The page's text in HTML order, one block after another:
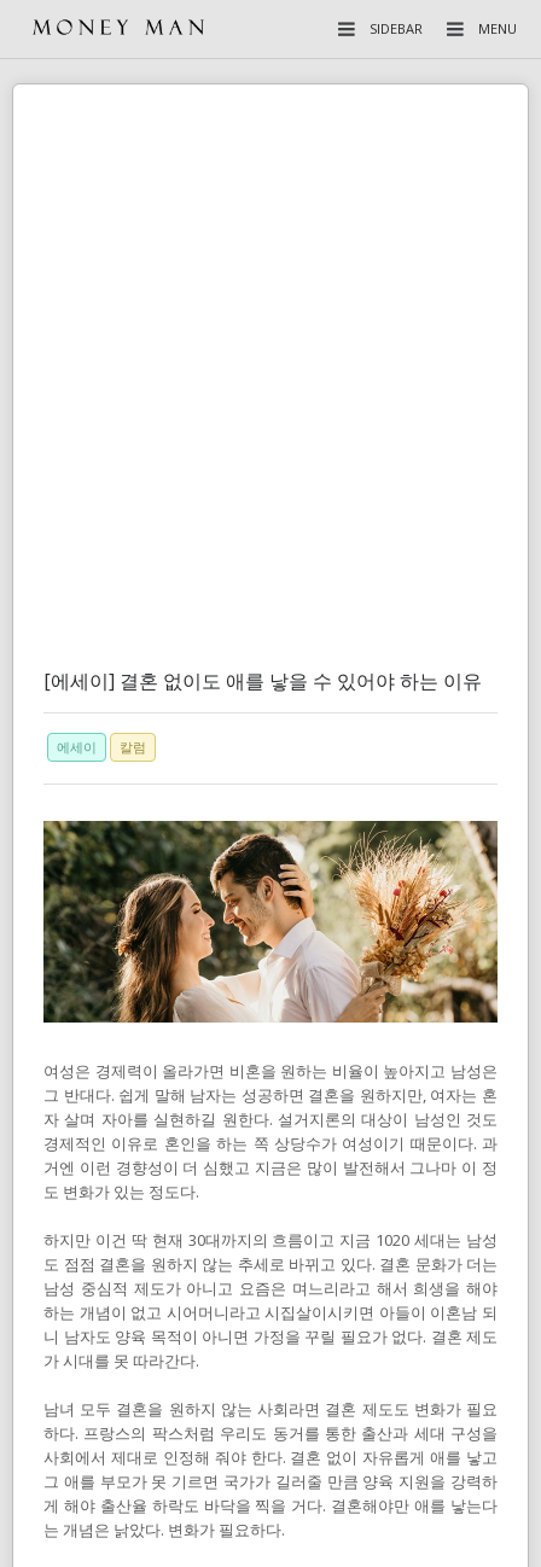
MENU
SIDEBAR
[에세이] 결혼 없이도 애를 낳을 수 있어야 하는 이유
에세이 칼럼
여성은 경제력이 올라가면 비혼을 원하는 비율이 높아지고 남성은
그 반대다. 쉽게 말해 남자는 성공하면 결혼을 원하지만, 여자는 혼
자 살며 자아를 실현하길 원한다. 설거지론의 대상이 남성인 것도
경제적인 이유로 혼인을 하는 쪽 상당수가 여성이기 때문이다. 과
거엔 이런 경향성이 더 심했고 지금은 많이 발전해서 그나마 이 정
도 변화가 있는 정도다.
하지만 이건 딱 현재 30대까지의 흐름이고 지금 1020 세대는 남성
도 점점 결혼을 원하지 않는 추세로 바뀌고 있다. 결혼 문화가 더는
남성 중심적 제도가 아니고 요즘은 며느리라고 해서 희생을 해야
하는 개념이 없고 시어머니라고 시집살이시키면 아들이 이혼남 되
니 남자도 양육 목적이 아니면 가정을 꾸릴 필요가 없다. 결혼 제도
가 시대를 못 따라간다.
남녀 모두 결혼을 원하지 않는 사회라면 결혼 제도도 변화가 필요
하다. 프랑스의 팍스처럼 우리도 동거를 통한 출산과 세대 구성을
사회에서 제대로 인정해 줘야 한다. 결혼 없이 자유롭게 애를 낳고
그 애를 부모가 못 기르면 국가가 길러줄 만큼 양육 지원을 강력하
게 해야 출산율 하락도 바닥을 찍을 거다. 결혼해야만 애를 낳는다
는 개념은 낡았다. 변화가 필요하다.